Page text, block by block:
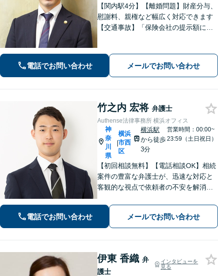
【関内駅4分】【離婚問題】財産分与、
慰謝料、親権など幅広く対応できます
【交通事故】「保険会社の提示額に納
い！【分割払いOK】【初回面談60分無
料】【休日・夜間面談可】
電話でお問い合わせ メールでお問い合わせ
竹之内 宏将 弁護士
Authense法律事務所 横浜オフィス
神
奈
川
県
|
横浜
市西
区
横浜駅
から徒歩
3分
営業時間：00:00~
23:59（土日祝日）
【初回相談無料】【電話相談OK】相続
案件の豊富な弁護士が、迅速な対応と
客観的な視点で依頼者の不安を解消し
任せください！【完全個室対応】【子
連れ相談可】
電話でお問い合わせ メールでお問い合わせ
伊東 香織 弁
護士
インタビューを
見る